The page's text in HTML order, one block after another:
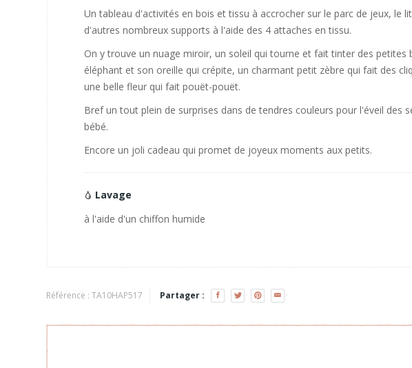
Un tableau d'activités en bois et tissu à accrocher sur le parc de jeux, le
d'autres nombreux supports à l'aide des 4 attaches en tissu.
On y trouve un nuage miroir, un soleil qui tourne et fait tinter des petites
éléphant et son oreille qui crépite, un charmant petit zèbre qui fait des
une belle fleur qui fait pouët-pouët.
Bref un tout plein de surprises dans de tendres couleurs pour l'éveil des
bébé.
Encore un joli cadeau qui promet de joyeux moments aux petits.
Lavage
à l'aide d'un chiffon humide
Référence : TA10HAP517 Partager :